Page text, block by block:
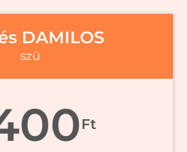
DAMILOS
szü
Ft